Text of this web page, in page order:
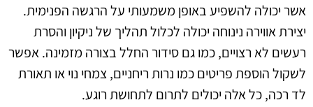
אשר יכולה להשפיע באופן משמעותי על הרגשה הפנימית.
יצירת אווירה נינוחה יכולה לכלול תהליך של ניקיון והסרת
רעשים לא רצויים, כמו גם סידור החלל בצורה מזמינה. אפשר
לשקול הוספת פריטים כמו נרות ריחניים, צמחי נוי או תאורת
לד רכה, כל אלה יכולים לתרום לתחושת רוגע.